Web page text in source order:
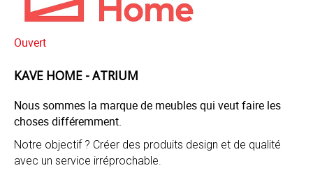
Ouvert
KAVE HOME - ATRIUM
Nous sommes la marque de meubles qui veut faire les
choses différemment.
Notre objectif ? Créer des produits design et de qualité
avec un service irréprochable.